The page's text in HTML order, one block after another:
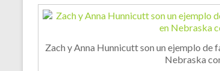
Zach y Anna Hunnicutt son un ejemplo de
Nebraska